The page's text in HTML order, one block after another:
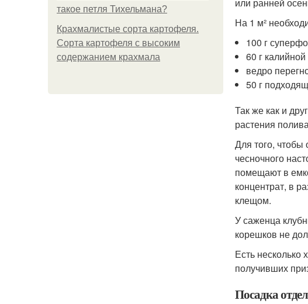
такое петля Тихельмана?
Крахмалистые сорта картофеля.
Сорта картофеля с высоким
содержанием крахмала
На 1 м²
100 г
60 г
ведро
50 г
Так же как и
растения
Для того, чтобы
чесночного
помещают в
концентрат, в
клещом.
У саженца
корешков не
Есть
получивших
Посадка